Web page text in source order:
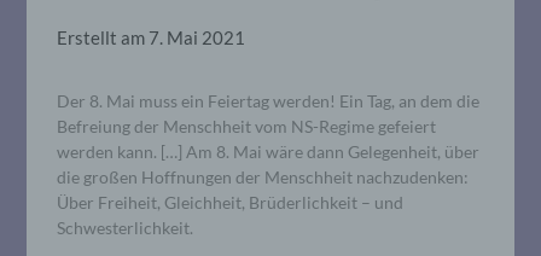
Erstellt am 7. Mai 2021
Der 8. Mai muss ein Feiertag werden! Ein Tag, an dem die
Befreiung der Menschheit vom NS-Regime gefeiert
werden kann. […] Am 8. Mai wäre dann Gelegenheit, über
die großen Hoffnungen der Menschheit nachzudenken:
Über Freiheit, Gleichheit, Brüderlichkeit – und
Schwesterlichkeit.